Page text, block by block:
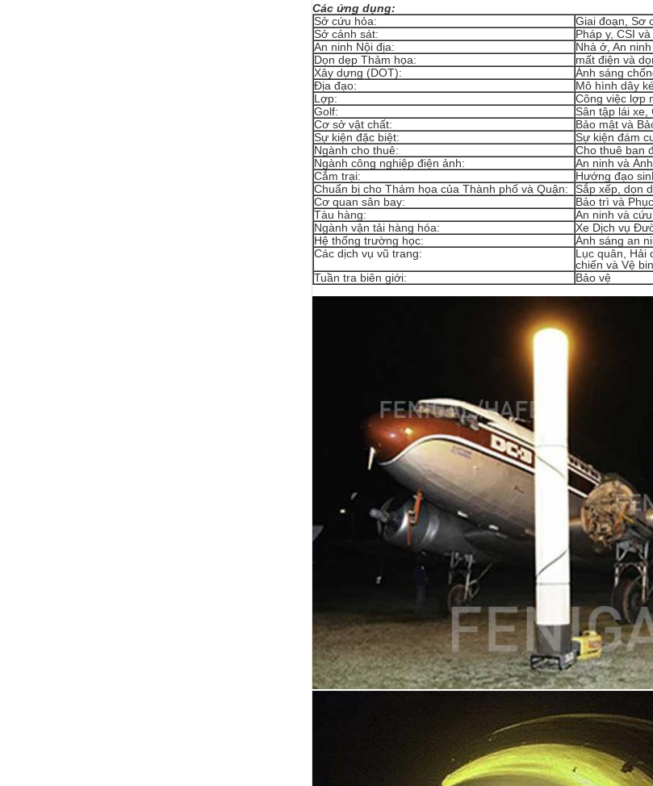
Các ứng dụng:
Sở cứu hỏa:
Giai đoạn, Sơ
Sở cảnh sát:
Pháp y, CSI
An ninh Nội địa:
Nhà ở, An ninh
Dọn dẹp Thảm họa:
mất điện và
Xây dựng (DOT):
Ánh sáng
Địa đạo:
Mô hình dây
Lợp:
Công việc lợp
Golf:
Sân tập lái xe,
Cơ sở vật chất:
Bảo mật và
Sự kiện đặc biệt:
Sự kiện đám
Ngành cho thuê:
Cho thuê ban
Ngành công nghiệp điện ảnh:
An ninh và
Cắm trại:
Hướng đạo
Chuẩn bị cho Thảm họa của Thành phố và Quận:
Sắp xếp, dọn
Cơ quan sân bay:
Bảo trì và
Tàu hàng:
An ninh và
Ngành vận tải hàng hóa:
Xe Dịch vụ
Hệ thống trường học:
Ánh sáng an
Các dịch vụ vũ trang:
Lục quân, Hải
chiến và Vệ
Tuần tra biên giới:
Bảo vệ